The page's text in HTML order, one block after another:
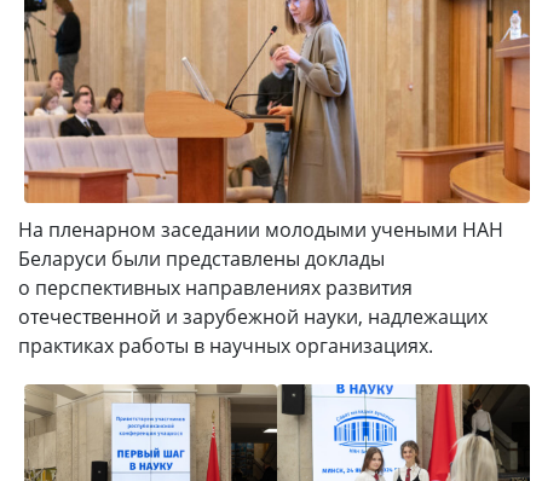
На пленарном заседании молодыми учеными НАН
Беларуси были представлены доклады
о перспективных направлениях развития
отечественной и зарубежной науки, надлежащих
практиках работы в научных организациях.